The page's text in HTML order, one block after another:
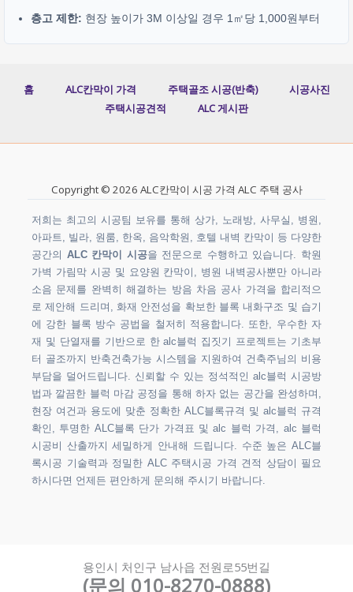
층고 제한: 현장 높이가 3M 이상일 경우 1㎡당 1,000원부터
홈 ALC칸막이 가격 주택골조 시공(반축)
시공사진
주택시공견적
ALC 게시판
Copyright © 2026 ALC칸막이 시공 가격 ALC 주택 공사
저희는 최고의 시공팀 보유를 통해 상가, 노래방, 사무실, 병원,
아파트, 빌라, 원룸, 한옥, 음악학원, 호텔 내벽 칸막이 등 다양한
공간의 ALC 칸막이 시공을 전문으로 수행하고 있습니다. 학원
가벽 가림막 시공 및 요양원 칸막이, 병원 내벽공사뿐만 아니라
소음 문제를 완벽히 해결하는 방음 차음 공사 가격을 합리적으
로 제안해 드리며, 화재 안전성을 확보한 블록 내화구조 및 습기
에 강한 블록 방수 공법을 철저히 적용합니다. 또한, 우수한 자
재 및 단열재를 기반으로 한 alc블럭 집짓기 프로젝트는 기초부
터 골조까지 반축건축가능 시스템을 지원하여 건축주님의 비용
부담을 덜어드립니다. 신뢰할 수 있는 정석적인 alc블럭 시공방
법과 깔끔한 블럭 마감 공정을 통해 하자 없는 공간을 완성하며,
현장 여건과 용도에 맞춘 정확한 ALC블록규격 및 alc블럭 규격
확인, 투명한 ALC블록 단가 가격표 및 alc 블럭 가격, alc 블럭
시공비 산출까지 세밀하게 안내해 드립니다. 수준 높은 ALC블
록시공 기술력과 정밀한 ALC 주택시공 가격 견적 상담이 필요
하시다면 언제든 편안하게 문의해 주시기 바랍니다.
용인시 처인구 남사읍 전원로55번길
(문의 010-8270-0888)